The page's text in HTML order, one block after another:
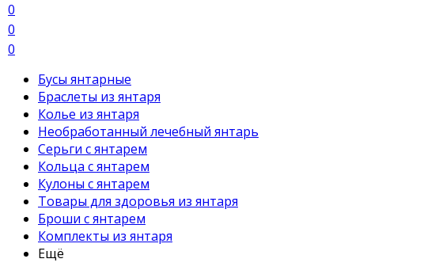
0
0
0
Бусы янтарные
Браслеты из янтаря
Колье из янтаря
Необработанный лечебный янтарь
Серьги с янтарем
Кольца с янтарем
Кулоны с янтарем
Товары для здоровья из янтаря
Броши с янтарем
Комплекты из янтаря
Ещё